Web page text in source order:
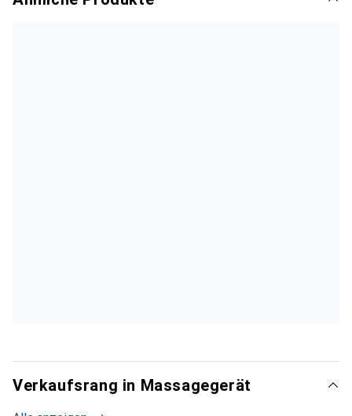
Verkaufsrang in Massagegerät